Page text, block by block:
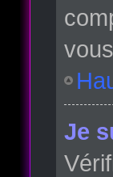
Je